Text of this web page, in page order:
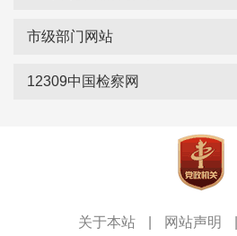
市级部门网站
12309中国检察网
关于本站 网站声明